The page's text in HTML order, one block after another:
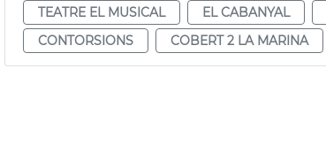
TEATRE EL MUSICAL
EL CABANYAL
CONTORSIONS
COBERT 2 LA MARINA